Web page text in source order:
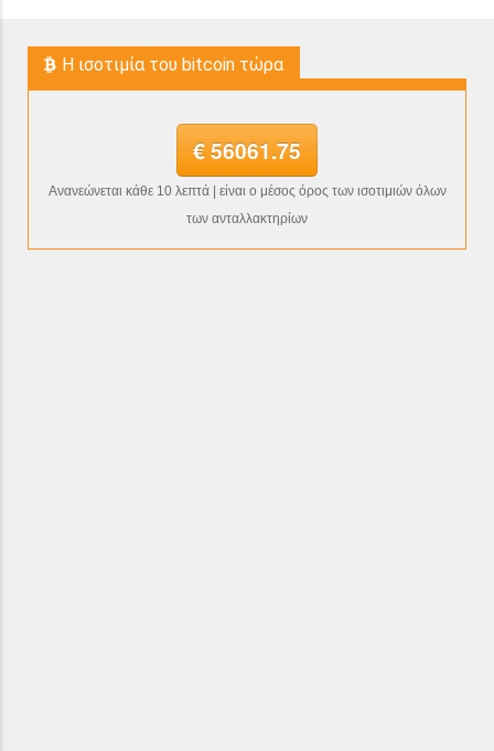
H ισοτιμία του bitcoin τώρα
€ 56061.75
Ανανεώνεται κάθε 10 λεπτά | είναι ο μέσος όρος των ισοτιμιών όλων
των ανταλλακτηρίων